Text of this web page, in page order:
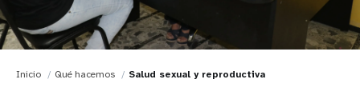
Inicio Qué hacemos Salud sexual y reproductiva